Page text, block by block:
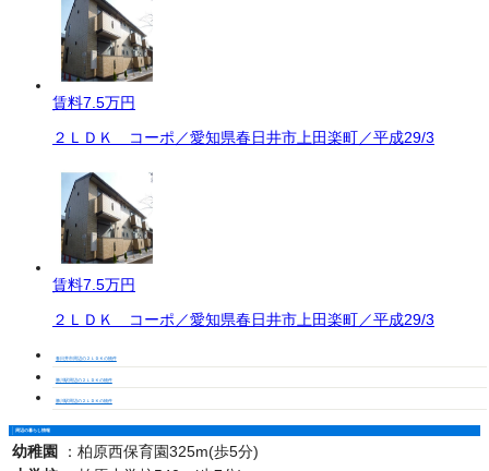
賃料7.5万円
２ＬＤＫ コーポ／愛知県春日井市上田楽町／平成29/3
賃料7.5万円
２ＬＤＫ コーポ／愛知県春日井市上田楽町／平成29/3
春日井市周辺の２ＬＤＫの物件
勝川駅周辺の２ＬＤＫの物件
勝川駅周辺の２ＬＤＫの物件
周辺の暮らし情報
幼稚園 ： 柏原西保育園325m(歩5分)